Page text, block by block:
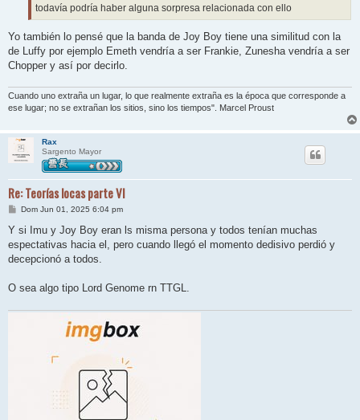
todavía podría haber alguna sorpresa relacionada con ello
Yo también lo pensé que la banda de Joy Boy tiene una similitud con la
de Luffy por ejemplo Emeth vendría a ser Frankie, Zunesha vendría a ser
Chopper y así por decirlo.
Cuando uno extraña un lugar, lo que realmente extraña es la época que corresponde a
ese lugar; no se extrañan los sitios, sino los tiempos". Marcel Proust
Rax
Sargento Mayor
Re: Teorías locas parte VI
M
n
a
j
Dom Jun 01, 2025 6:04 pm
Y si Imu y Joy Boy eran ls misma persona y todos tenían muchas
espectativas hacia el, pero cuando llegó el momento dedisivo perdió y
decepcionó a todos.
O sea algo tipo Lord Genome rn TTGL.